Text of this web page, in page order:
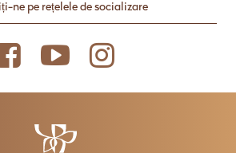
ne pe rețelele de socializare